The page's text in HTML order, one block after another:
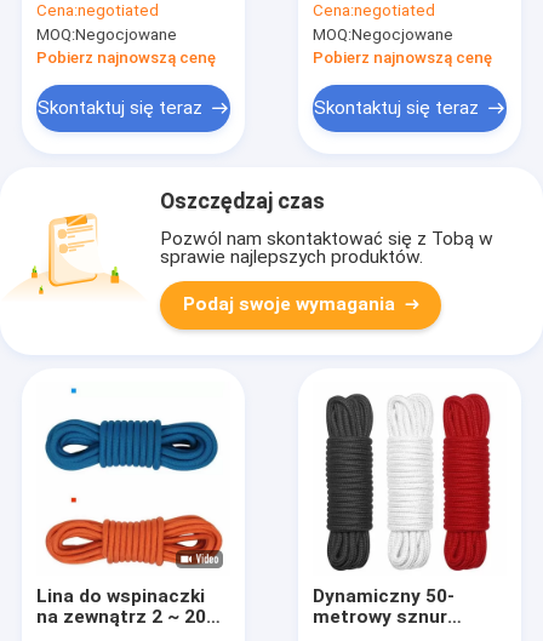
oplotem
diamentowym 5 mm
100 stóp z
Paracord
Cena:negotiated
MOQ:Negocjowane
Pobierz najnowszą cenę
Skontaktuj się teraz
zewnętrzna 3/8 cala
X 100 stóp Odporna
na pleśń
Cena:negotiated
MOQ:Negocjowane
Pobierz najnowszą cenę
Skontaktuj się teraz
Oszczędzaj czas
Pozwól nam skontaktować się z Tobą w
sprawie najlepszych produktów.
Podaj swoje wymagania
Lina do wspinaczki
na zewnątrz 2 ~ 20
Dynamiczny 50-
metrowy sznur